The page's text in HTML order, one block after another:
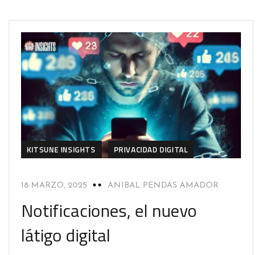
KITSUNE INSIGHTS PRIVACIDAD DIGITAL
18 MARZO, 2025 ANIBAL PENDÁS AMADOR
Notificaciones, el nuevo
látigo digital